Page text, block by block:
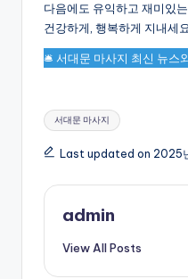
다음에도 유익하고 재미있
건강하게, 행복하게 지내세
🛎 서대문 마사지 최신 뉴스
Tags:
서대문 마사지
Last updated on 2025
admin
View All Posts